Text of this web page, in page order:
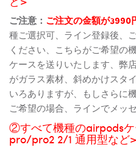
ご注意： ご注文の金額が3990
種ご選択可、ライン登録後、
ください、こちらがご希望の
ケースを送りいたします、弊
がガラス素材、斜めかけスタ
いろありますが、もしさらに
ご希望の場合、ラインでメッ
②すべて機種のairpods
pro/pro2 2/1 通用型など>